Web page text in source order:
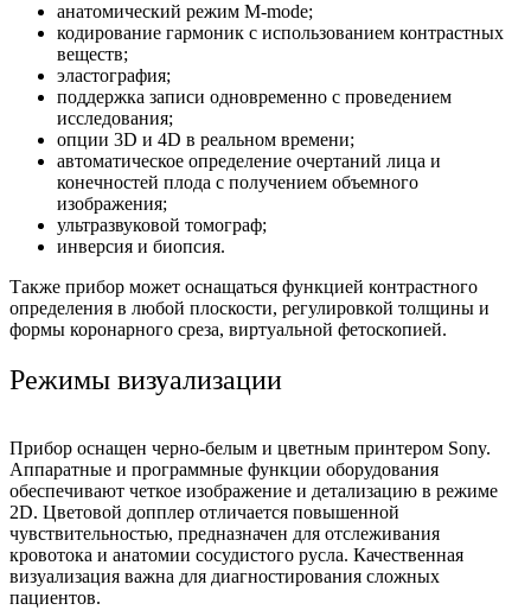
анатомический режим M-mode;
кодирование гармоник с использованием контрастных
веществ;
эластография;
поддержка записи одновременно с проведением
исследования;
опции 3D и 4D в реальном времени;
автоматическое определение очертаний лица и
конечностей плода с получением объемного
изображения;
ультразвуковой томограф;
инверсия и биопсия.
Также прибор может оснащаться функцией контрастного
определения в любой плоскости, регулировкой толщины и
формы коронарного среза, виртуальной фетоскопией.
Режимы визуализации
Прибор оснащен черно-белым и цветным принтером Sony.
Аппаратные и программные функции оборудования
обеспечивают четкое изображение и детализацию в режиме
2D. Цветовой допплер отличается повышенной
чувствительностью, предназначен для отслеживания
кровотока и анатомии сосудистого русла. Качественная
визуализация важна для диагностирования сложных
пациентов.